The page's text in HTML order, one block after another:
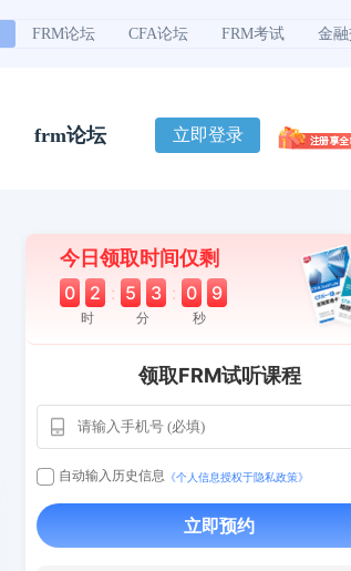
FRM论坛 CFA论坛 FRM考试 金
frm论坛 立即登录
今日领取时间仅剩
0 2 : 5 3 : 0 8
时 分 秒
领取FRM试听课程
自动输入历史信息 《个人信息授权于隐私政策》
立即预约
112****290
**AoZ 130****8017
127****21